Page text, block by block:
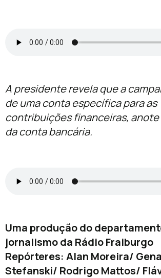
A presidente revela que a
de uma conta específica para as
contribuições financeiras, anote
da conta bancária.
Uma produção do
jornalismo da Rádio Fraiburgo
Repórteres: Alan Moreira/
Stefanski/ Rodrigo Mattos/